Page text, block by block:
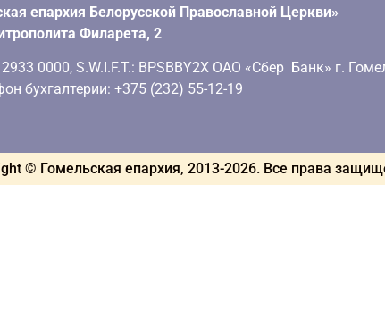
епархия Белорусской Православной Церкви»
Филарета, 2
0000, S.W.I.F.T.: BPSBBY2X ОАО «Сбер Банк» г.
бухгалтерии: +375 (232) 55-12-19
© Гомельская епархия, 2013-2026. Все права